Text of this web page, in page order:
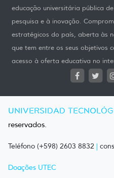
educação universitária pública
pesquisa e à inovação.
estratégicos do país, aberta às
que tem entre os seus objetivos
acesso à oferta educativa no
UNIVERSIDAD
reservados.
Teléfono (+598) 2603 8832 |
Doações UTEC